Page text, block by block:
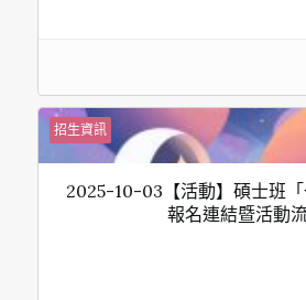
招生資訊
2025-10-03【活動】碩士班「
報名連結暨活動